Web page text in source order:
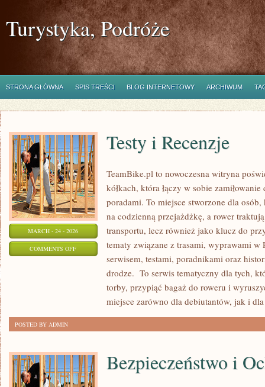
Turystyka, Podróże
STRONA GŁÓWNA SPIS TREŚCI BLOG INTERNETOWY ARCHIWUM
MARCH - 24 - 2026
COMMENTS OFFON
Testy i Recenzje
TeamBike.pl to nowoczesna witryna
kółkach, która łączy w sobie
poradami. To miejsce stworzone dla
na codzienną przejażdżkę, a rower
transportu, lecz również jako klucz do
tematy związane z trasami, wyprawami w
serwisem, testami, poradnikami oraz
drodze. To serwis tematyczny dla tych,
torby, przypiąć bagaż do roweru i
miejsce zarówno dla debiutantów, jak i dla
POSTED BY ADMIN
Bezpieczeństwo i